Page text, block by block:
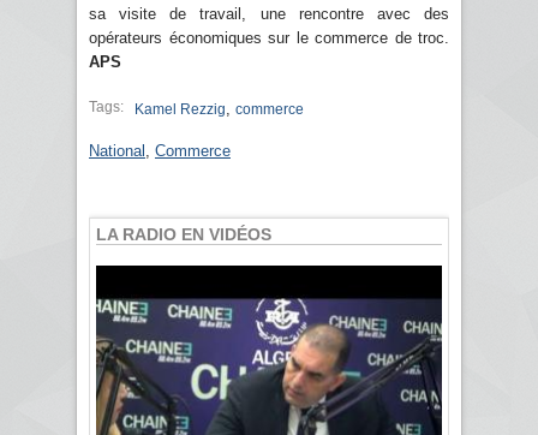
sa visite de travail, une rencontre avec des
opérateurs économiques sur le commerce de troc.
APS
Tags: Kamel Rezzig commerce
National Commerce
LA RADIO EN VIDÉOS